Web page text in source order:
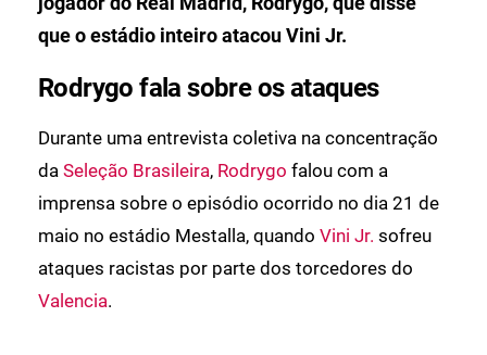
que o estádio inteiro atacou Vini Jr.
Rodrygo fala sobre os ataques
Durante uma entrevista coletiva na concentração
da Seleção Brasileira, Rodrygo falou com a
imprensa sobre o episódio ocorrido no dia 21 de
maio no estádio Mestalla, quando Vini Jr. sofreu
ataques racistas por parte dos torcedores do
Valencia.